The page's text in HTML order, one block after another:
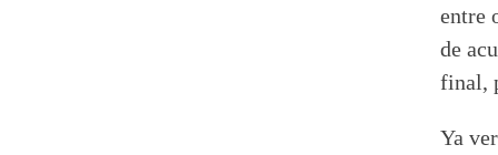
entre
de
final,
Ya